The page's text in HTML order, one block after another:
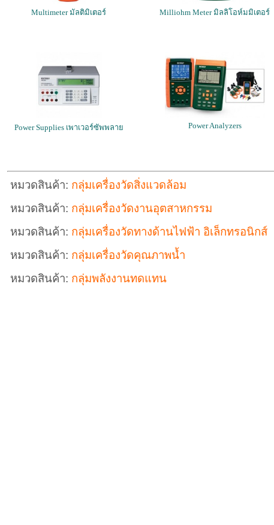
Multimeter มัลติมิเตอร์ Milliohm Meter มิลลิโอห์มมิเตอร์
Power Supplies เพาเวอร์ซัพพลาย Power Analyzers
หมวดสินค้า: กลุ่มเครื่องวัดสิ่งแวดล้อม
หมวดสินค้า: กลุ่มเครื่องวัดงานอุตสาหกรรม
หมวดสินค้า: กลุ่มเครื่องวัดทางด้านไฟฟ้า อิเล็กทรอนิกส์
หมวดสินค้า: กลุ่มเครื่องวัดคุณภาพน้ำ
หมวดสินค้า: กลุ่มพลังงานทดแทน